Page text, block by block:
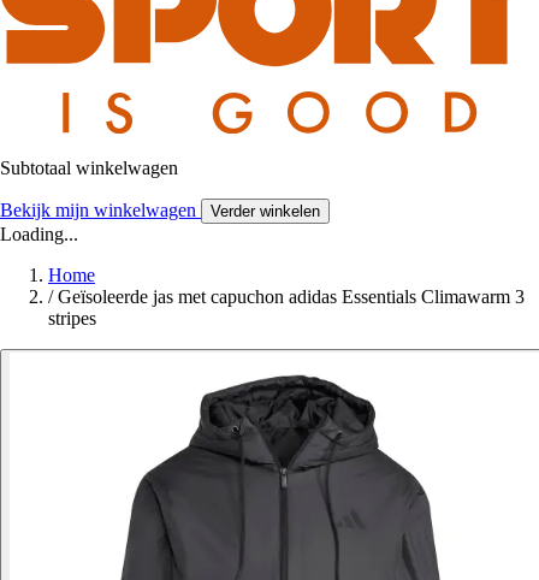
Subtotaal winkelwagen
Bekijk mijn winkelwagen Verder winkelen
Loading...
Home
/ Geïsoleerde jas met capuchon adidas Essentials Climawarm 3
stripes